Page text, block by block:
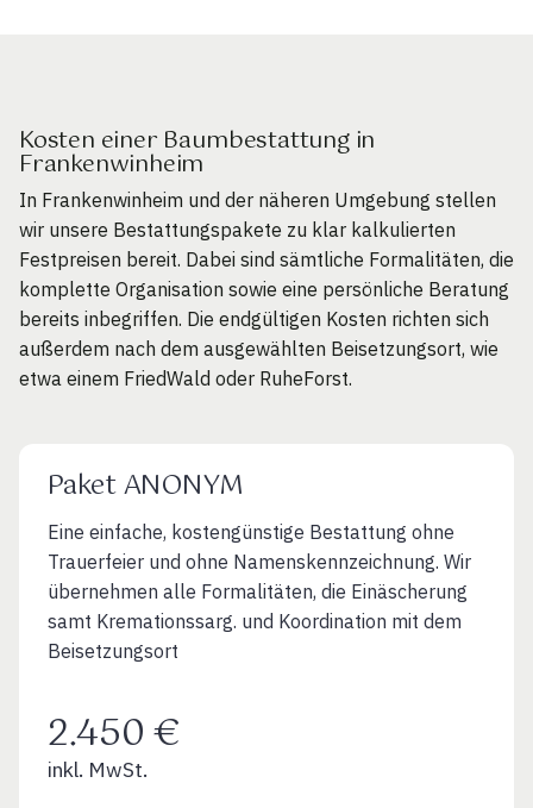
Kosten einer Baumbestattung in
Frankenwinheim
In Frankenwinheim und der näheren Umgebung stellen
wir unsere Bestattungspakete zu klar kalkulierten
Festpreisen bereit. Dabei sind sämtliche Formalitäten, die
komplette Organisation sowie eine persönliche Beratung
bereits inbegriffen. Die endgültigen Kosten richten sich
außerdem nach dem ausgewählten Beisetzungsort, wie
etwa einem FriedWald oder RuheForst.
Paket ANONYM
Eine einfache, kostengünstige Bestattung ohne
Trauerfeier und ohne Namenskennzeichnung. Wir
übernehmen alle Formalitäten, die Einäscherung
samt Kremationssarg. und Koordination mit dem
Beisetzungsort
2.450 €
inkl. MwSt.